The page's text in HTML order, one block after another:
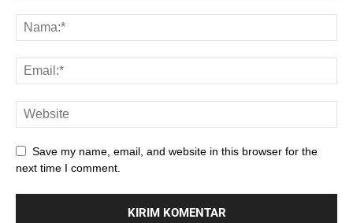
Save my name, email, and website in this browser for the
next time I comment.